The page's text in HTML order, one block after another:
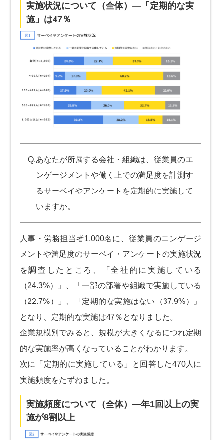
実施状況について（全体）―「定期的な実
施」は47％
Q.あなたが所属する会社・組織は、従業員のエ
ンゲージメントや働く上での満足度を計測す
るサーベイやアンケートを定期的に実施して
いますか。
人事・労務担当者1,000名に、従業員のエンゲージ
メントや満足度のサーベイ・アンケートの実施状況
を調査したところ、「全社的に実施している
（24.3%）」、「一部の部署や組織で実施している
（22.7%）」、「定期的な実施はない（37.9%）」
となり、定期的な実施は47％となりました。
企業規模別でみると、規模が大きくなるにつれ定期
的な実施率が高くなっていることがわかります。
次に「定期的に実施している」と回答した470人に
実施頻度をたずねました。
実施頻度について（全体）―年1回以上の実
施が8割以上